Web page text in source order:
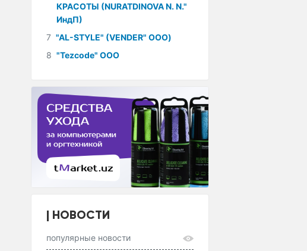
КРАСОТЫ (NURATDINOVA N. N."
ИндП)
7 "AL-STYLE" (VENDER" ООО)
8 "Tezcode" ООО
НОВОСТИ
популярные новости